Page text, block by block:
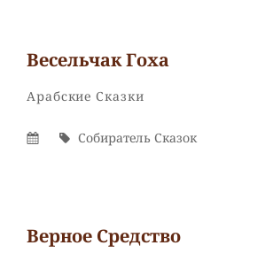
Весельчак Гоха
Рубрики
Арабские СказкиОт
Собиратель
Опубликовано
Автор
Собиратель Сказок
Верное Средство